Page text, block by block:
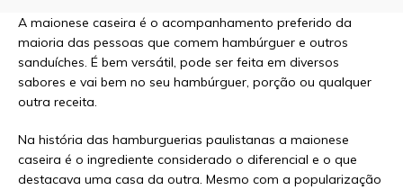
A maionese caseira é o acompanhamento preferido da
maioria das pessoas que comem hambúrguer e outros
sanduíches. É bem versátil, pode ser feita em diversos
sabores e vai bem no seu hambúrguer, porção ou qualquer
outra receita.
Na história das hamburguerias paulistanas a maionese
caseira é o ingrediente considerado o diferencial e o que
destacava uma casa da outra. Mesmo com a popularização